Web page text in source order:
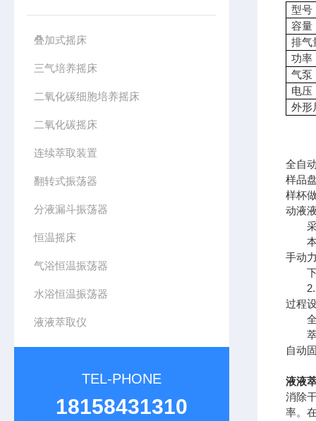
叠加式摇床
三气培养摇床
二氧化碳细胞培养摇床
二氧化碳摇床
连续萃取装置
翻转式振荡器
分液漏斗振荡器
恒温摇床
气浴恒温振荡器
水浴恒温振荡器
液液萃取仪
TEL-PHONE
18158431310
型号
容量
排气
功率
气泵
电压
外形
全自
样品
样杯
动液
采
本方
手动
下
2.利
过程
全自
萃取
自动
液液
消除
率。